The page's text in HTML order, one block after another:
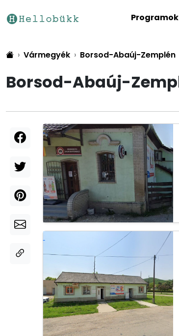
Programok
Vármegyék Borsod-Abaúj-Zemplén
Borsod-Abaúj-